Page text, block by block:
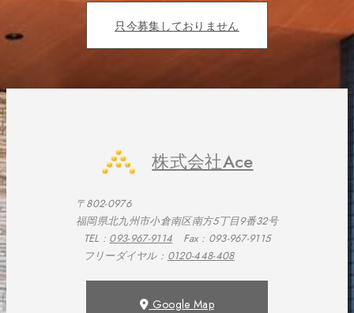
只今募集しておりません
株式会社Ace
〒802-0976
福岡県北九州市小倉南区南方5丁目9番32号
TEL : 093-967-9114 Fax : 093-967-9115
フリーダイヤル : 0120-448-408
Google Map